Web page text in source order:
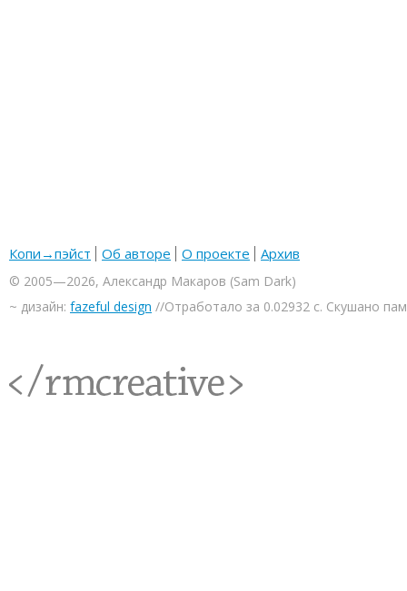
Копи→пэйст Об авторе О проекте Архив
© 2005—2026, Александр Макаров (Sam Dark)
~ дизайн: fazeful design //Отработало за 0.02932 с. Скушано
<rmcreative/>